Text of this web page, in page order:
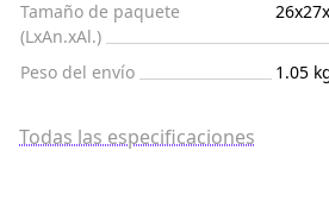
Tamaño de paquete
(LxAn.xAl.)
Peso del envío 1.05
Todas las especificaciones